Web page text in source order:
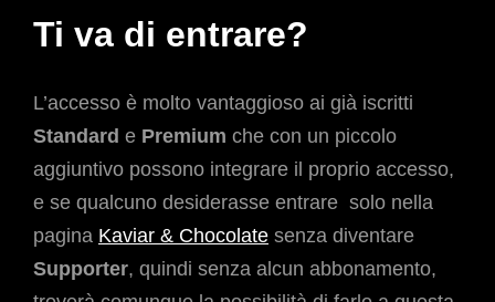
Ti va di entrare?
L’accesso è molto vantaggioso ai già iscritti
Standard e Premium che con un piccolo
aggiuntivo possono integrare il proprio accesso,
e se qualcuno desiderasse entrare solo nella
pagina Kaviar & Chocolate senza diventare
Supporter, quindi senza alcun abbonamento,